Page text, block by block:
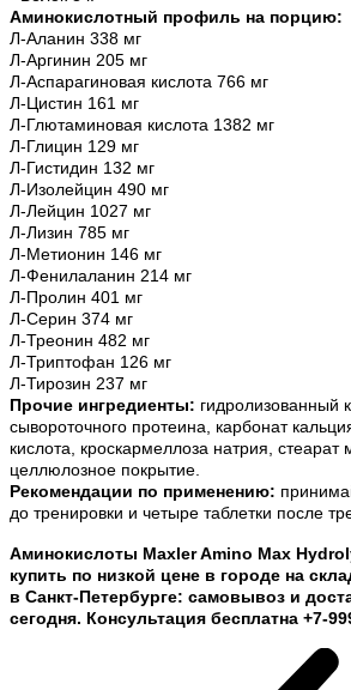
Аминокислотный профиль на порцию:
Л-Аланин 338 мг
Л-Аргинин 205 мг
Л-Аспарагиновая кислота 766 мг
Л-Цистин 161 мг
Л-Глютаминовая кислота 1382 мг
Л-Глицин 129 мг
Л-Гистидин 132 мг
Л-Изолейцин 490 мг
Л-Лейцин 1027 мг
Л-Лизин 785 мг
Л-Метионин 146 мг
Л-Фенилаланин 214 мг
Л-Пролин 401 мг
Л-Серин 374 мг
Л-Треонин 482 мг
Л-Триптофан 126 мг
Л-Тирозин 237 мг
Прочие ингредиенты: гидролизованный
сывороточного протеина, карбонат
кислота, кроскармеллоза натрия, стеарат
целлюлозное покрытие.
Рекомендации по применению:
до тренировки и четыре таблетки после
Аминокислоты Maxler Amino Max
купить по низкой цене в городе на
в Санкт-Петербурге: самовывоз и
сегодня. Консультация бесплатна +7-